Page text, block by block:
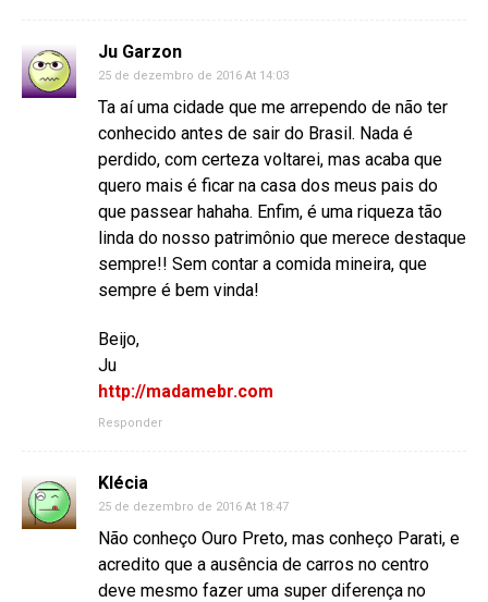
Ju Garzon
25 de dezembro de 2016 At 14:03
Ta aí uma cidade que me arrependo de não ter
conhecido antes de sair do Brasil. Nada é
perdido, com certeza voltarei, mas acaba que
quero mais é ficar na casa dos meus pais do
que passear hahaha. Enfim, é uma riqueza tão
linda do nosso patrimônio que merece destaque
sempre!! Sem contar a comida mineira, que
sempre é bem vinda!
Beijo,
Ju
http://madamebr.com
Responder
Klécia
25 de dezembro de 2016 At 18:47
Não conheço Ouro Preto, mas conheço Parati, e
acredito que a ausência de carros no centro
deve mesmo fazer uma super diferença no